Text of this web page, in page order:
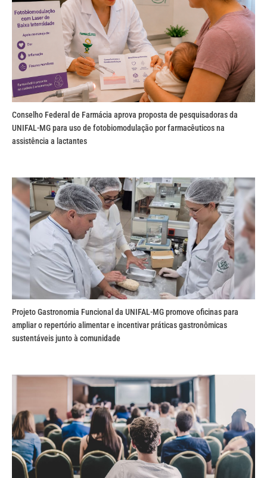
Conselho Federal de Farmácia aprova proposta de pesquisadoras da
UNIFAL-MG para uso de fotobiomodulação por farmacêuticos na
assistência a lactantes
Projeto Gastronomia Funcional da UNIFAL-MG promove oficinas para
ampliar o repertório alimentar e incentivar práticas gastronômicas
sustentáveis junto à comunidade